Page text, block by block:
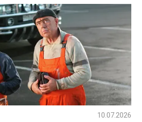
10.07.2026